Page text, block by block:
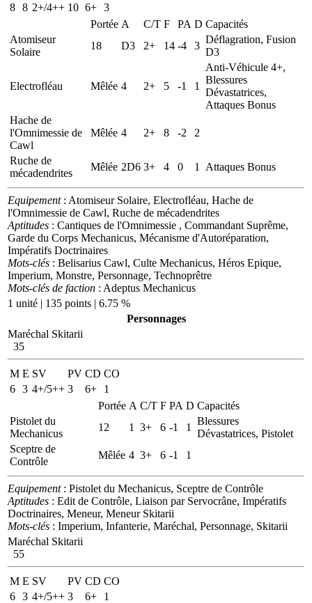
8 8 2+/4++ 10 6+ 3
Portée A C/T F PA D Capacités
Atomiseur
Solaire
18 D3 2+ 14 -4 3
Déflagration, Fusion
D3
Electrofléau Mêlée 4 2+ 5 -1 1
Anti-Véhicule 4+,
Blessures
Dévastatrices,
Attaques Bonus
Hache de
l'Omnimessie de
Cawl
Mêlée 4 2+ 8 -2 2
Ruche de
mécadendrites
Mêlée 2D6 3+ 4 0 1 Attaques Bonus
Equipement: Atomiseur Solaire, Electrofléau, Hache de
l'Omnimessie de Cawl, Ruche de mécadendrites
Aptitudes : Cantiques de l'Omnimessie , Commandant Suprême,
Garde du Corps Mechanicus, Mécanisme d'Autoréparation,
Impératifs Doctrinaires
Mots-clés : Belisarius Cawl, Culte Mechanicus, Héros Epique,
Imperium, Monstre, Personnage, Technoprêtre
Mots-clés de faction : Adeptus Mechanicus
1 unité | 135 points | 6.75 %
Personnages
Maréchal Skitarii
35
M E SV PV CD CO
6 3 4+/5++ 3 6+
1
Portée A C/T F PA D Capacités
Pistolet du
Mechanicus
12 1 3+ 6 -1 1
Blessures
Dévastatrices, Pistolet
Sceptre de
Contrôle
Mêlée 4 3+ 6 -1 1
Equipement: Pistolet du Mechanicus, Sceptre de Contrôle
Aptitudes : Edit de Contrôle, Liaison par Servocrâne, Impératifs
Doctrinaires, Meneur, Meneur Skitarii
Mots-clés : Imperium, Infanterie, Maréchal, Personnage, Skitarii
Maréchal Skitarii
55
M E SV PV CD CO
6 3 4+/5++ 3 6+
1